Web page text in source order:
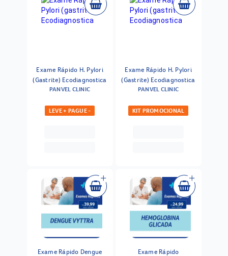
Exame Rápido H. Pylori
(Gastrite) Ecodiagnostica
PANVEL CLINIC
LEVE + PAGUE -
Exame Rápido H. Pylori
(Gastrite) Ecodiagnostica
PANVEL CLINIC
KIT PROMOCIONAL
Exame Rápido Dengue
Exame Rápido